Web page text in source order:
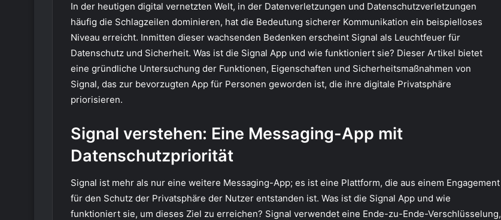
In der heutigen digital vernetzten Welt, in der Datenverletzungen und Datenschutzverletzungen
häufig die Schlagzeilen dominieren, hat die Bedeutung sicherer Kommunikation ein beispielloses
Niveau erreicht. Inmitten dieser wachsenden Bedenken erscheint Signal als Leuchtfeuer für
Datenschutz und Sicherheit. Was ist die Signal App und wie funktioniert sie? Dieser Artikel bietet
eine gründliche Untersuchung der Funktionen, Eigenschaften und Sicherheitsmaßnahmen von
Signal, das zur bevorzugten App für Personen geworden ist, die ihre digitale Privatsphäre
priorisieren.
Signal verstehen: Eine Messaging-App mit
Datenschutzpriorität
Signal ist mehr als nur eine weitere Messaging-App; es ist eine Plattform, die aus einem Engagement
für den Schutz der Privatsphäre der Nutzer entstanden ist. Was ist die Signal App und wie
funktioniert sie, um dieses Ziel zu erreichen? Signal verwendet eine Ende-zu-Ende-Verschlüsselung,